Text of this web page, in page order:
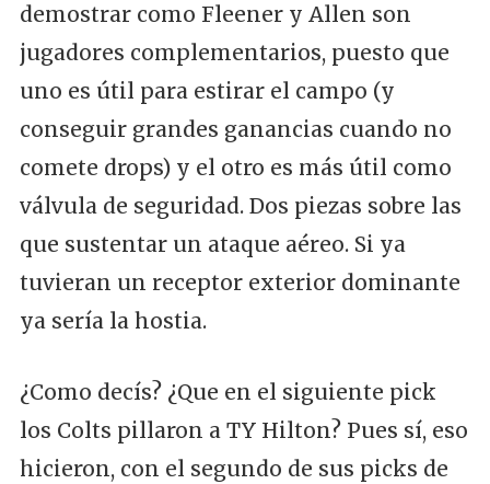
demostrar como Fleener y Allen son
jugadores complementarios, puesto que
uno es útil para estirar el campo (y
conseguir grandes ganancias cuando no
comete drops) y el otro es más útil como
válvula de seguridad. Dos piezas sobre las
que sustentar un ataque aéreo. Si ya
tuvieran un receptor exterior dominante
ya sería la hostia.
¿Como decís? ¿Que en el siguiente pick
los Colts pillaron a TY Hilton? Pues sí, eso
hicieron, con el segundo de sus picks de